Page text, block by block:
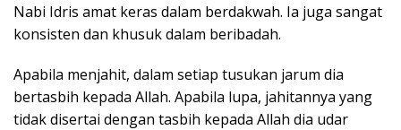
Nabi Idris amat keras dalam berdakwah. Ia juga sangat
konsisten dan khusuk dalam beribadah.
Apabila menjahit, dalam setiap tusukan jarum dia
bertasbih kepada Allah. Apabila lupa, jahitannya yang
tidak disertai dengan tasbih kepada Allah dia udar